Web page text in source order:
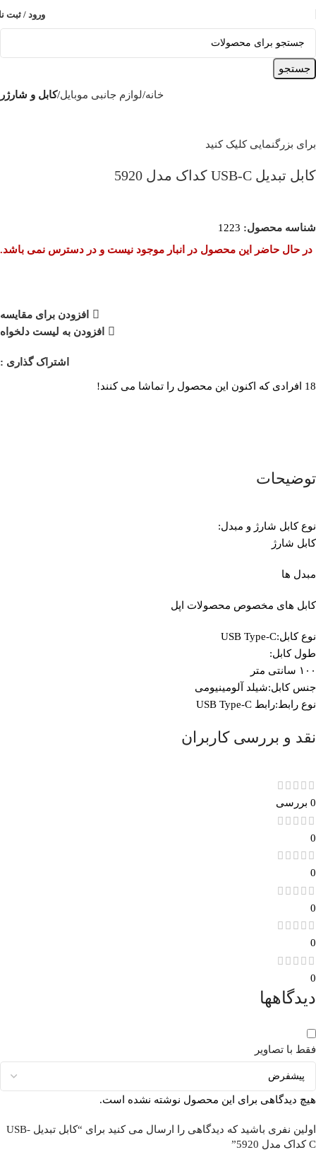
ورود / ثبت
جستجو
خانه لوازم جانبی موبایل کابل و شارژر
برای بزرگنمایی کلیک کنید
کابل تبدیل USB-C کداک مدل 5920
شناسه محصول: 1223
در حال حاضر این محصول در انبار موجود نیست و در دسترس نمی باشد.
افزودن برای مقایسه
افزودن به لیست دلخواه
اشتراک گذاری :
18 افرادی که اکنون این محصول را تماشا می کنند!
توضیحات
نوع کابل شارژ و مبدل:
کابل شارژ
مبدل ها
کابل های مخصوص محصولات اپل
نوع کابل:USB Type-C
طول کابل:
۱۰۰ سانتی متر
جنس کابل:شیلد آلومینیومی
نوع رابط:رابط USB Type-C
نقد و بررسی کاربران
0 بررسی
0
0
0
0
0
دیدگاهها
فقط با تصاویر
هیچ دیدگاهی برای این محصول نوشته نشده است.
اولین نفری باشید که دیدگاهی را ارسال می کنید برای “کابل تبدیل USB-
C کداک مدل 5920”